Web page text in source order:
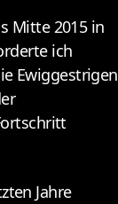
Mitte 2015 in
ich
Ewiggestrigen
Jahre